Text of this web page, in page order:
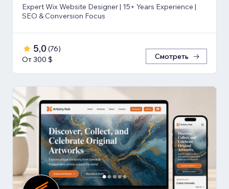
Expert Wix Website Designer | 15+ Years Experience |
SEO & Conversion Focus
5,0 (76)
От 300 $
Смотреть